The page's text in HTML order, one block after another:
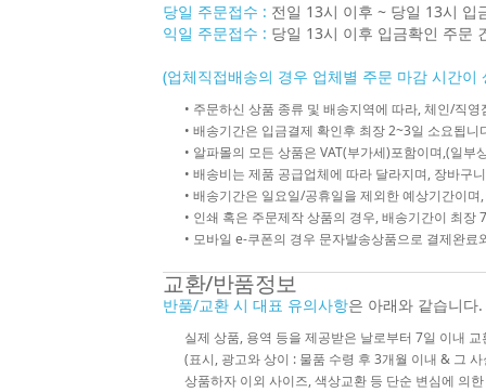
당일 주문접수 : 전일 13시 이후 ~ 당일 13시 입
익일 주문접수 : 당일 13시 이후 입금확인 주문
(업체직접배송의 경우 업체별 주문 마감 시간이
• 주문하신 상품 종류 및 배송지역에 따라, 체인/직
• 배송기간은 입금결제 확인후 최장 2~3일 소요됩
• 알파몰의 모든 상품은 VAT(부가세)포함이며,(일
• 배송비는 제품 공급업체에 따라 달라지며, 장바구
• 배송기간은 일요일/공휴일을 제외한 예상기간이
• 인쇄 혹은 주문제작 상품의 경우, 배송기간이 최장
• 모바일 e-쿠폰의 경우 문자발송상품으로 결제완
교환/반품정보
반품/교환 시 대표 유의사항은 아래와 같습니다.
실제 상품, 용역 등을 제공받은 날로부터 7일 이내
(표시, 광고와 상이 : 물품 수령 후 3개월 이내 & 그
상품하자 이외 사이즈, 색상교환 등 단순 변심에 의